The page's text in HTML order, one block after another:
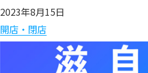
2023年8月15日
開店・閉店